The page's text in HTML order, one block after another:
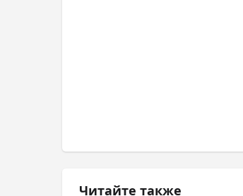
Читайте также